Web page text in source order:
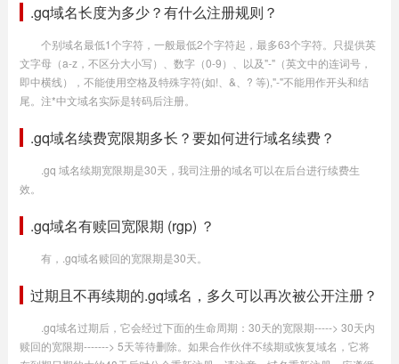
.gq域名长度为多少？有什么注册规则？
个别域名最低1个字符，一般最低2个字符起，最多63个字符。只提供英
文字母（a-z，不区分大小写）、数字（0-9）、以及"-"（英文中的连词号，
即中横线），不能使用空格及特殊字符(如!、&、? 等),"-"不能用作开头和结
尾。注*中文域名实际是转码后注册。
.gq域名续费宽限期多长？要如何进行域名续费？
.gq 域名续期宽限期是30天，我司注册的域名可以在后台进行续费生
效。
.gq域名有赎回宽限期 (rgp) ？
有，.gq域名赎回的宽限期是30天。
过期且不再续期的.gq域名，多久可以再次被公开注册？
.gq域名过期后，它会经过下面的生命周期：30天的宽限期-----> 30天内
赎回的宽限期-------> 5天等待删除。如果合作伙伴不续期或恢复域名，它将